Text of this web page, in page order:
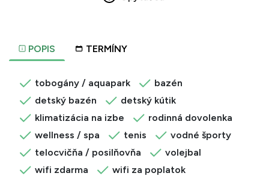
POPIS TERMÍNY
tobogány / aquapark
bazén
detský bazén
detský kútik
klimatizácia na izbe
rodinná dovolenka
wellness / spa
tenis
vodné športy
telocvičňa / posilňovňa
volejbal
wifi zdarma
wifi za poplatok